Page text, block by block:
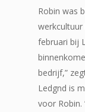
Robin was
werkcultuur
februari bij
bedrijf,”
Ledgnd is
voor Robin.